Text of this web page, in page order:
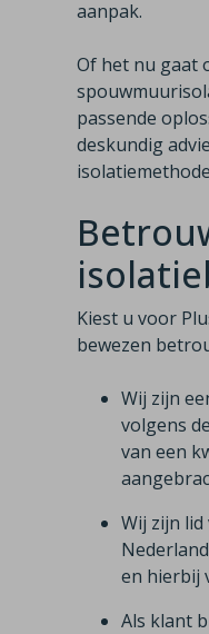
aanpak.
Of het nu gaat
passende
deskundig
Kiest u voor
bewezen
Wij zijn
volgens
van een
Wij zijn
en hierbij
Als klant